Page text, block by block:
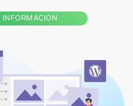
INFORMACIÓN